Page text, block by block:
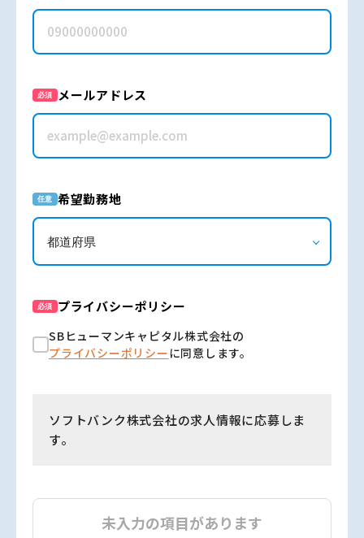
必須 メールアドレス
任意 希望勤務地
必須 プライバシーポリシー
SBヒューマンキャピタル株式会社の
プライバシーポリシーに同意します。
ソフトバンク株式会社の求人情報に応募しま
す。
未入力の項目があります